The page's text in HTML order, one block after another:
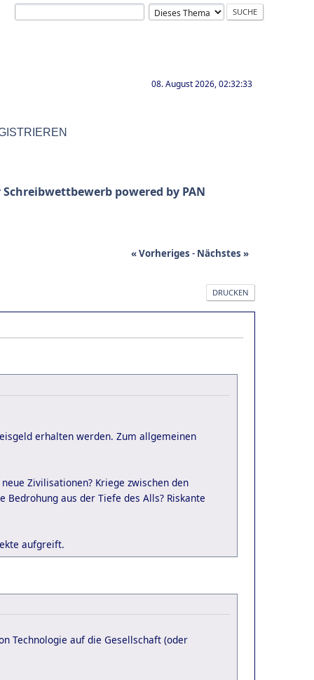
08. August 2026, 02:32:33
Schreibwettbewerb powered by PAN
« Vorheriges - Nächstes »
DRUCKEN
erhalten werden. Zum allgemeinen
Zivilisationen? Kriege zwischen den
aus der Tiefe des Alls? Riskante
aufgreift.
Technologie auf die Gesellschaft (oder